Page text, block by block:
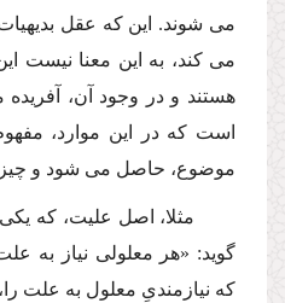
مى شوند. این كه عقل
مى كند، به این معنا نیست
هستند و در وجود آن، آفریده
است كه در این موارد،
موضوع، حاصل مى شود و
مثلا، اصل علیت، كه
گوید: «هر معلولى نیاز به
كه نیازمندىِ معلول به علت